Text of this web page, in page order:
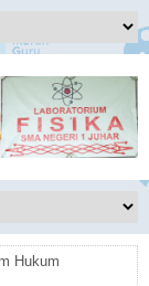
Hukum